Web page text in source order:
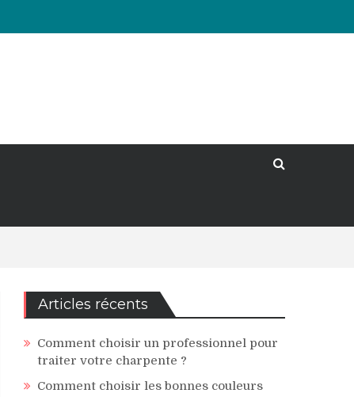
Articles récents
Comment choisir un professionnel pour
traiter votre charpente ?
Comment choisir les bonnes couleurs